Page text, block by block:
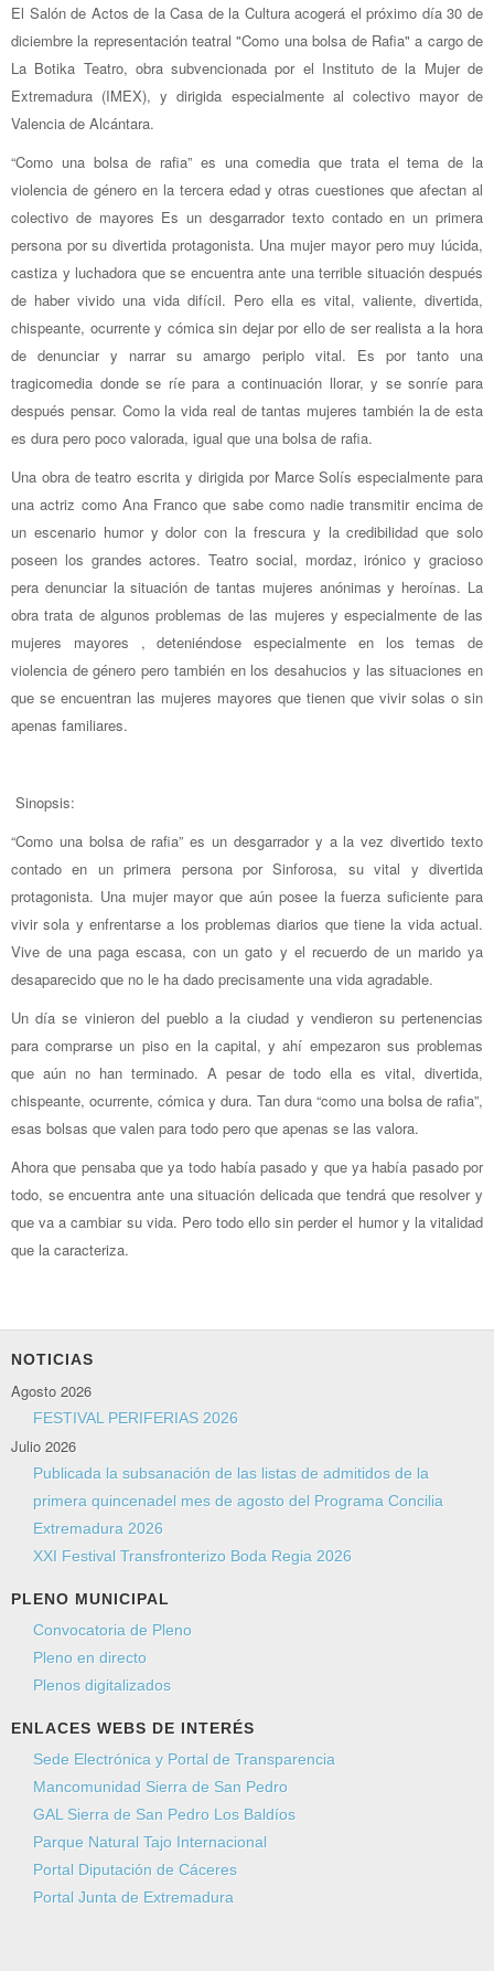
El Salón de Actos de la Casa de la Cultura acogerá el próximo día 30 de
diciembre la representación teatral "Como una bolsa de Rafia" a cargo de
La Botika Teatro, obra subvencionada por el Instituto de la Mujer de
Extremadura (IMEX), y dirigida especialmente al colectivo mayor de
Valencia de Alcántara.
“Como una bolsa de rafia” es una comedia que trata el tema de la
violencia de género en la tercera edad y otras cuestiones que afectan al
colectivo de mayores Es un desgarrador texto contado en un primera
persona por su divertida protagonista. Una mujer mayor pero muy lúcida,
castiza y luchadora que se encuentra ante una terrible situación después
de haber vivido una vida difícil. Pero ella es vital, valiente, divertida,
chispeante, ocurrente y cómica sin dejar por ello de ser realista a la hora
de denunciar y narrar su amargo periplo vital. Es por tanto una
tragicomedia donde se ríe para a continuación llorar, y se sonríe para
después pensar. Como la vida real de tantas mujeres también la de esta
es dura pero poco valorada, igual que una bolsa de rafia.
Una obra de teatro escrita y dirigida por Marce Solís especialmente para
una actriz como Ana Franco que sabe como nadie transmitir encima de
un escenario humor y dolor con la frescura y la credibilidad que solo
poseen los grandes actores. Teatro social, mordaz, irónico y gracioso
pera denunciar la situación de tantas mujeres anónimas y heroínas. La
obra trata de algunos problemas de las mujeres y especialmente de las
mujeres mayores , deteniéndose especialmente en los temas de
violencia de género pero también en los desahucios y las situaciones en
que se encuentran las mujeres mayores que tienen que vivir solas o sin
apenas familiares.
Sinopsis:
“Como una bolsa de rafia” es un desgarrador y a la vez divertido texto
contado en un primera persona por Sinforosa, su vital y divertida
protagonista. Una mujer mayor que aún posee la fuerza suficiente para
vivir sola y enfrentarse a los problemas diarios que tiene la vida actual.
Vive de una paga escasa, con un gato y el recuerdo de un marido ya
desaparecido que no le ha dado precisamente una vida agradable.
Un día se vinieron del pueblo a la ciudad y vendieron su pertenencias
para comprarse un piso en la capital, y ahí empezaron sus problemas
que aún no han terminado. A pesar de todo ella es vital, divertida,
chispeante, ocurrente, cómica y dura. Tan dura “como una bolsa de rafia”,
esas bolsas que valen para todo pero que apenas se las valora.
Ahora que pensaba que ya todo había pasado y que ya había pasado por
todo, se encuentra ante una situación delicada que tendrá que resolver y
que va a cambiar su vida. Pero todo ello sin perder el humor y la vitalidad
que la caracteriza.
NOTICIAS
Agosto 2026
FESTIVAL PERIFERIAS 2026
Julio 2026
Publicada la subsanación de las listas de admitidos de la
primera quincenadel mes de agosto del Programa Concilia
Extremadura 2026
XXI Festival Transfronterizo Boda Regia 2026
PLENO MUNICIPAL
Convocatoria de Pleno
Pleno en directo
Plenos digitalizados
ENLACES WEBS DE INTERÉS
Sede Electrónica y Portal de Transparencia
Mancomunidad Sierra de San Pedro
GAL Sierra de San Pedro Los Baldíos
Parque Natural Tajo Internacional
Portal Diputación de Cáceres
Portal Junta de Extremadura